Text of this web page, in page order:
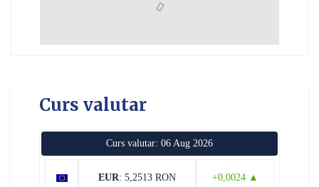
Curs valutar
Curs valutar: 06 Aug 2026
EUR: 5,2513 RON +0,0024 ▲